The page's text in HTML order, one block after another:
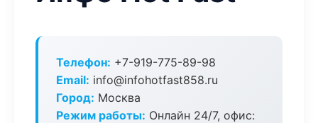
Телефон: +7-919-775-89-98
Email: info@infohotfast858.ru
Город: Москва
Режим работы: Онлайн 24/7, офис: